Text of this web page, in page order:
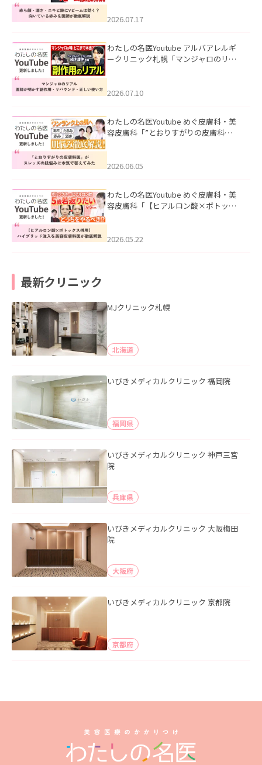
した。
2026.07.17
わたしの名医Youtube アルバアレルギ
ークリニック札幌「マンジャロのリア
た。
2026.07.10
わたしの名医Youtube めぐ皮膚科・美
容皮膚科「”とおりすがりの皮膚科
2026.06.05
わたしの名医Youtube めぐ皮膚科・美
容皮膚科「【ヒアルロン酸×ボトック
た。
2026.05.22
最新クリニック
MJクリニック札幌
北海道
いびきメディカルクリニック 福岡院
福岡県
いびきメディカルクリニック 神戸三宮
院
兵庫県
いびきメディカルクリニック 大阪梅田
院
大阪府
いびきメディカルクリニック 京都院
京都府